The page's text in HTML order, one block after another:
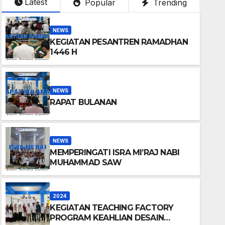
2024
PERINGATAN HARI
SENIN, 28 OKTOBER 2024 NUR FITRIANI
Latest Popular Trending
NEWS
KEGIATAN PESANTREN RAMADHAN
1446 H
NEWS
RAPAT BULANAN
NEWS
MEMPERINGATI ISRA MI’RAJ NABI
MUHAMMAD SAW
2024
KEGIATAN TEACHING FACTORY
PROGRAM KEAHLIAN DESAIN